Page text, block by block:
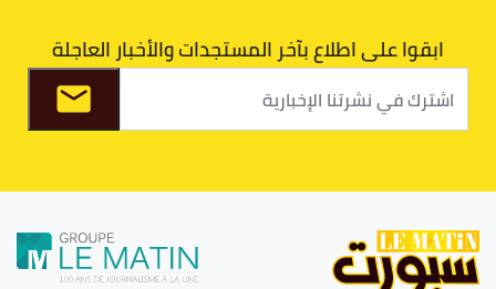
ابقوا على اطلاع بآخر المستجدات والأخبار العاجلة